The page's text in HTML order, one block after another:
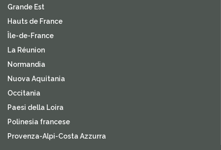
Grande Est
Hauts de France
Île-de-France
La Réunion
Normandia
Nuova Aquitania
Occitania
Paesi della Loira
Polinesia francese
Provenza-Alpi-Costa Azzurra